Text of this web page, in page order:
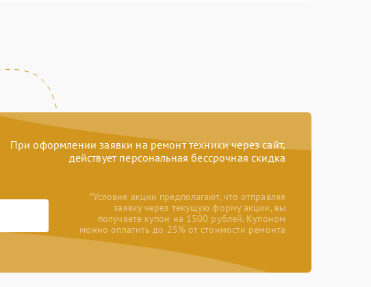
При оформлении заявки на ремонт техники через сайт,
действует персональная бессрочная скидка
*Условия акции предполагают, что отправляя
заявку через текущую форму акции, вы
получаете купон на 1500 рублей. Купоном
можно оплатить до 25% от стоимости ремонта